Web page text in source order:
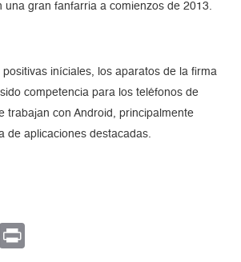
una gran fanfarria a comienzos de 2013.
positivas iníciales, los aparatos de la firma
competencia para los teléfonos de
trabajan con Android, principalmente
de aplicaciones destacadas.
LinkedIn